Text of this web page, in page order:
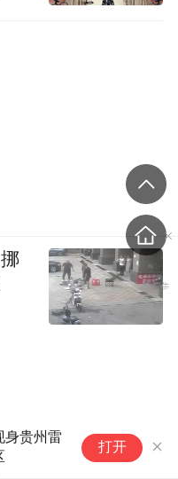
道“棕色闪电”，没你
单
打开